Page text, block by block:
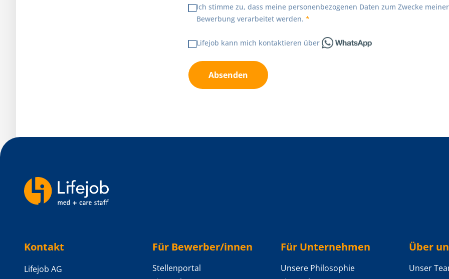
Ich stimme zu, dass meine personenbezogenen Daten zum Zwecke meiner
Bewerbung verarbeitet werden.
Lifejob kann mich kontaktieren über
Absenden
Kontakt
Lifejob AG
Für Bewerber/innen
Stellenportal
Für Unternehmen
Unsere Philosophie
Über
Unser
Backlinks